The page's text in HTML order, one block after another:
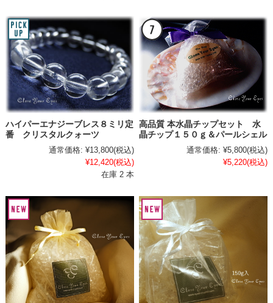
ハイパーエナジーブレス８ミリ定
番 クリスタルクォーツ
通常価格: ¥13,800(税込)
¥12,420(税込)
在庫 2 本
高品質 本水晶チップセット 水
晶チップ１５０ｇ＆パールシェル
通常価格: ¥5,800(税込)
¥5,220(税込)